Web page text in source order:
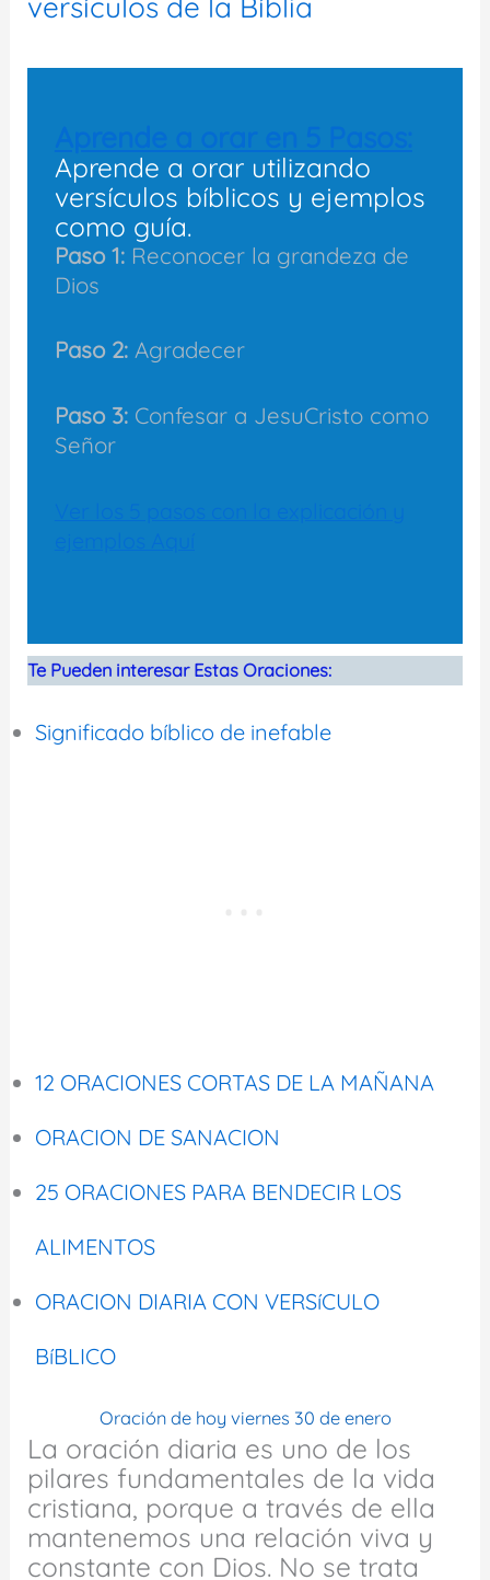
versículos de la Bíblia
Aprende a orar utilizando
versículos bíblicos y ejemplos
como guía.
Paso 1:Reconocer la grandeza de
Dios
Paso 2:Agradecer
Paso 3: Confesar a JesuCristo como
Señor
Te Pueden interesar Estas Oraciones:
Significado bíblico de inefable
12 ORACIONES CORTAS DE LA MAÑANA
ORACION DE SANACION
25 ORACIONES PARA BENDECIR LOS
ALIMENTOS
ORACION DIARIA CON VERSíCULO
BíBLICO
Oración de hoy viernes 30 de enero
La oración diaria es uno de los
pilares fundamentales de la vida
cristiana, porque a través de ella
mantenemos una relación viva y
constante con Dios. No se trata